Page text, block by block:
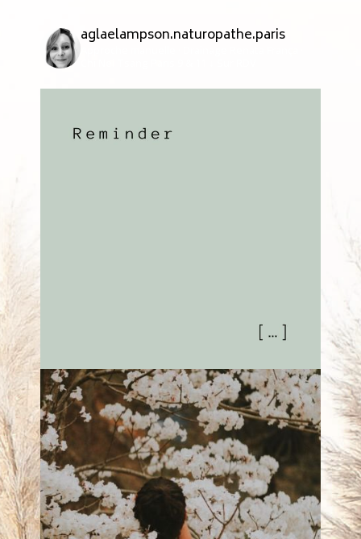
aglaelampson.naturopathe.paris